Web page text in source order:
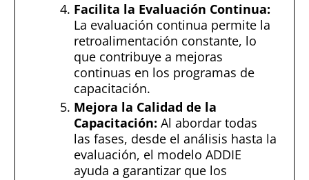
Facilita la Evaluación Continua:
La evaluación continua permite la
retroalimentación constante, lo
que contribuye a mejoras
continuas en los programas de
capacitación.
Mejora la Calidad de la
Capacitación: Al abordar todas
las fases, desde el análisis hasta la
evaluación, el modelo ADDIE
ayuda a garantizar que los